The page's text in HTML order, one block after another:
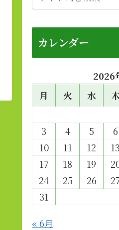
カレンダー
2026
月
火 水
3
4 5 6
10
11 12 13
17
18 19
24
25 26
31
« 6月